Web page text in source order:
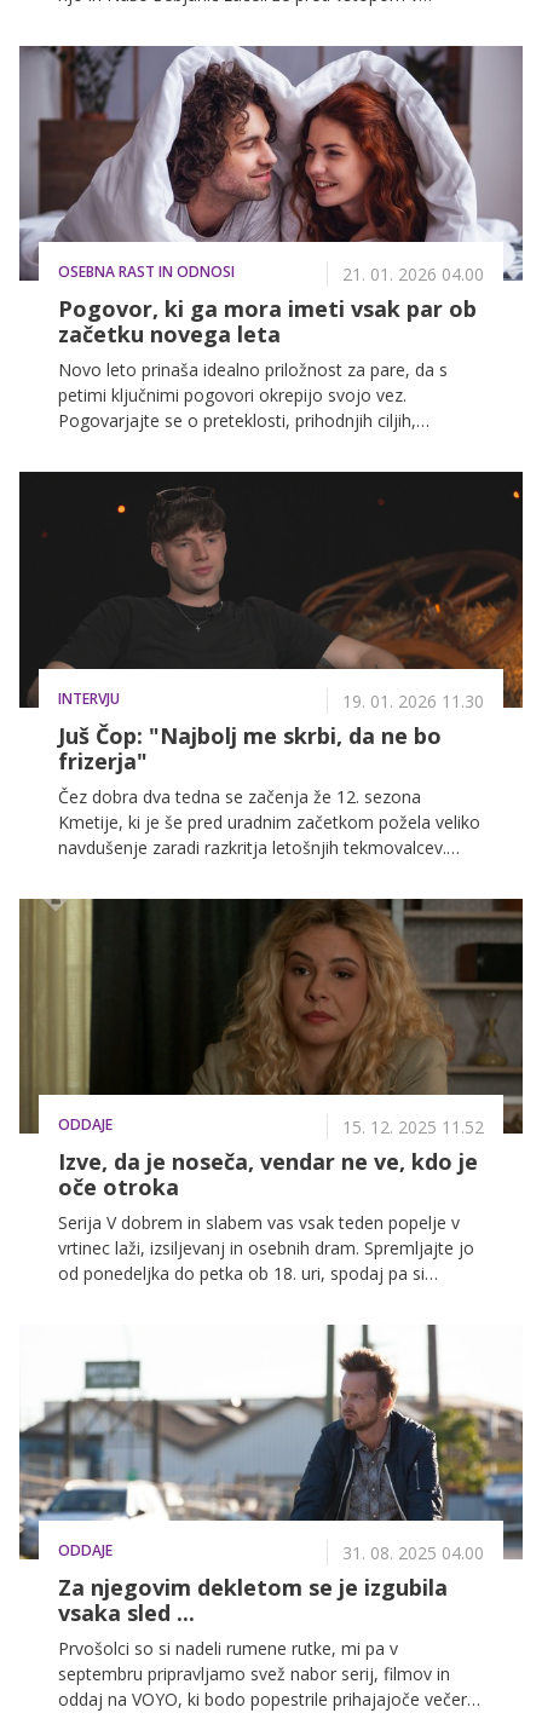
samozavestno žensko, ki stoji za svojimi prepričanji in
se ne pusti ukloniti. Pred vstopom na posestvo smo z
Lano poklepetali in ji zastavili nekaj kratkih vprašanj,
da jo bolje spoznamo.
OSEBNA RAST IN ODNOSI 21. 01. 2026 04.00
Pogovor, ki ga mora imeti vsak par ob
začetku novega leta
Novo leto prinaša idealno priložnost za pare, da s
petimi ključnimi pogovori okrepijo svojo vez.
Pogovarjajte se o preteklosti, prihodnjih ciljih,
zdrave meje za bolj izpolnjeno skupno prihodnost.
INTERVJU 19. 01. 2026 11.30
Juš Čop: "Najbolj me skrbi, da ne bo
frizerja"
Čez dobra dva tedna se začenja že 12. sezona
Kmetije, ki je še pred uradnim začetkom požela veliko
navdušenje zaradi razkritja letošnjih tekmovalcev.
VOYO ter obljublja pestro pomlad, v katero vstopa
tudi simpatični 23-letni Juš Čop.
ODDAJE 15. 12. 2025 11.52
Izve, da je noseča, vendar ne ve, kdo je
oče otroka
Serija V dobrem in slabem vas vsak teden popelje v
vrtinec laži, izsiljevanj in osebnih dram. Spremljajte jo
od ponedeljka do petka ob 18. uri, spodaj pa si
ODDAJE 31. 08. 2025 04.00
Za njegovim dekletom se je izgubila
vsaka sled ...
Prvošolci so si nadeli rumene rutke, mi pa v
septembru pripravljamo svež nabor serij, filmov in
oddaj na VOYO, ki bodo popestrile prihajajoče večere.